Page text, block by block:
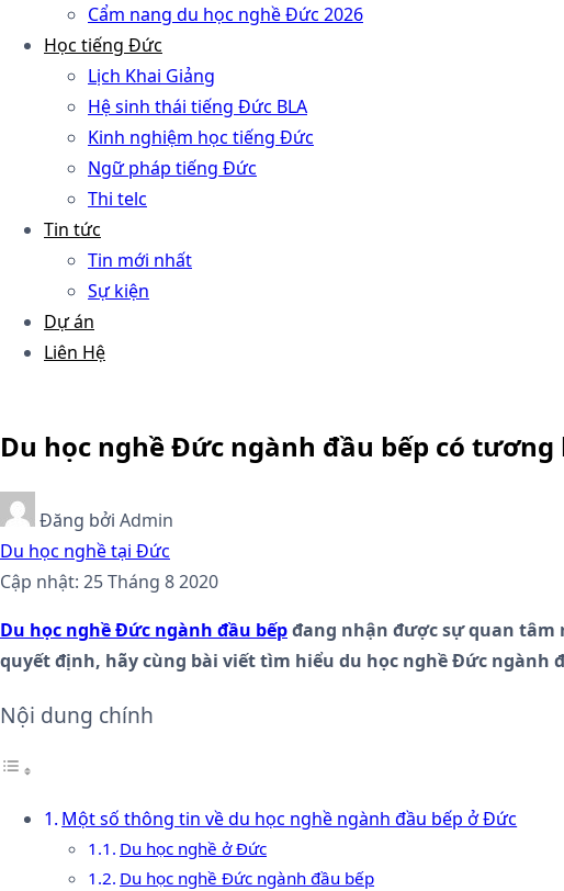
Cẩm nang du học nghề Đức 2026
Học tiếng Đức
Lịch Khai Giảng
Hệ sinh thái tiếng Đức BLA
Kinh nghiệm học tiếng Đức
Ngữ pháp tiếng Đức
Thi telc
Tin tức
Tin mới nhất
Sự kiện
Dự án
Liên Hệ
Du học nghề Đức ngành đầu bếp có tương
Đăng bởi Admin
Du học nghề tại Đức
Cập nhật: 25 Tháng 8 2020
Du học nghề Đức ngành đầu bếpđang nhận được sự quan
quyết định, hãy cùng bài viết tìm hiểu du học nghề Đức ngành
Nội dung chính
Một số thông tin về du học nghề ngành đầu bếp ở Đức
Du học nghề ở Đức
Du học nghề Đức ngành đầu bếp